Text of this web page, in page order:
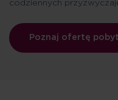
codziennych
Poznaj ofertę